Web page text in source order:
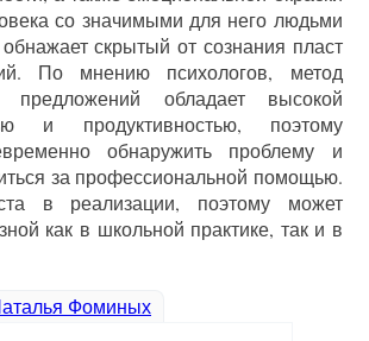
со значимыми для него людьми
скрытый от сознания пласт
По мнению психологов, метод
предложений обладает высокой
и продуктивностью, поэтому
обнаружить проблему и
за профессиональной помощью.
в реализации, поэтому может
как в школьной практике, так и в
Фоминых